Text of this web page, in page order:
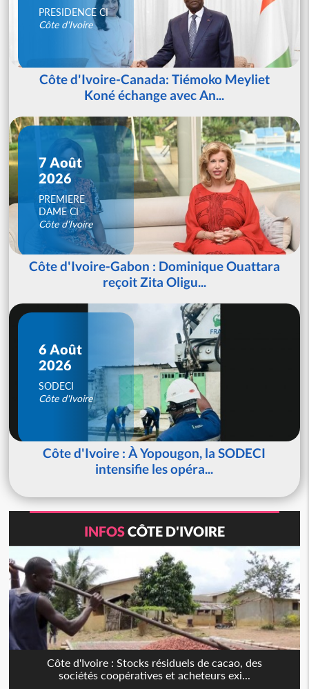
PRESIDENCE CI
Côte d'Ivoire
Côte d'Ivoire-Canada: Tiémoko Meyliet
Koné échange avec An...
7 Août
2026
PREMIERE
DAME CI
Côte d'Ivoire
Côte d'Ivoire-Gabon : Dominique Ouattara
reçoit Zita Oligu...
6 Août
2026
SODECI
Côte d'Ivoire
Côte d'Ivoire : À Yopougon, la SODECI
intensifie les opéra...
INFOSCÔTE D'IVOIRE
Côte d'Ivoire : Stocks résiduels de cacao, des
sociétés coopératives et acheteurs exi...